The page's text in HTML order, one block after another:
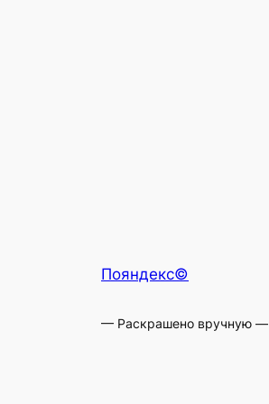
Пояндекс©
— Раскрашено вручную —